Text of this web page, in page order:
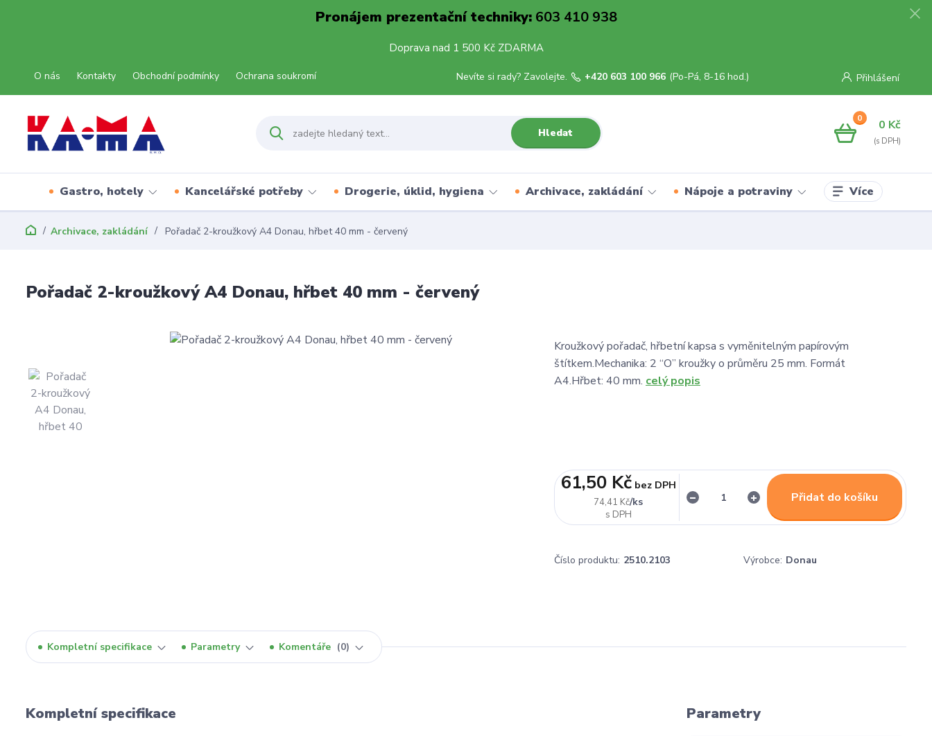
Pronájem prezentační techniky:603 410 938
Doprava nad 1 500 Kč ZDARMA
O nás Kontakty Obchodní podmínky Ochrana soukromí Přihlášení
Hledat
Nevíte si rady? Zavolejte. +420 603 100 966 (Po-Pá, 8-16 hod.)
0 0 Kč
Gastro, hotely Kancelářské potřeby Drogerie, úklid, hygiena Archivace, zakládání Nápoje a potraviny Více
Archivace, zakládání Pořadač 2-kroužkový A4 Donau, hřbet 40 mm - červený
Pořadač 2-kroužkový A4 Donau, hřbet 40 mm - červený
Kroužkový pořadač, hřbetní kapsa s vyměnitelným papírovým
štítkem.Mechanika: 2 “O” kroužky o průměru 25 mm. Formát
A4.Hřbet: 40 mm. celý popis
74,41 Kč/ks
61,50 Kč bez DPH
Přidat do košíku
Číslo produktu: 2510.2103 Výrobce: Donau
Kompletní specifikace Parametry Komentáře 0
Kompletní specifikace Parametry